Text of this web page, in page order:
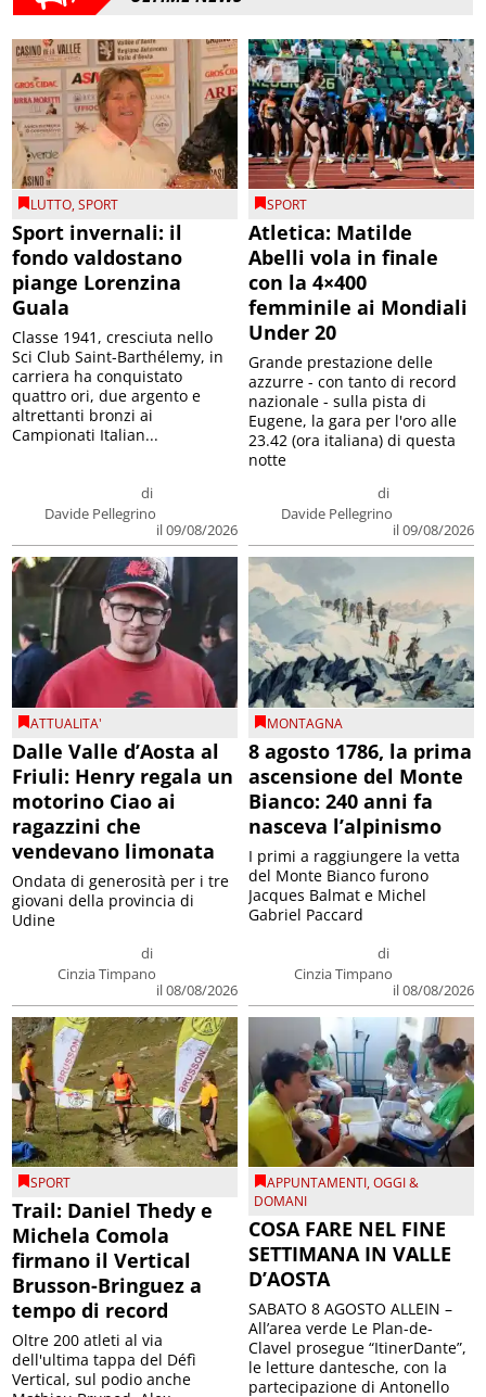
LUTTO,SPORT
Sport invernali: il
fondo valdostano
piange Lorenzina
Guala
di
Davide Pellegrino
il 09/08/2026
Classe 1941, cresciuta nello
Sci Club Saint-Barthélemy, in
carriera ha conquistato
quattro ori, due argento e
altrettanti bronzi ai
Campionati Italian...
SPORT
Atletica: Matilde
Abelli vola in finale
con la 4×400
femminile ai Mondiali
Under 20
di
Davide Pellegrino
il 09/08/2026
Grande prestazione delle
azzurre - con tanto di record
nazionale - sulla pista di
Eugene, la gara per l'oro alle
23.42 (ora italiana) di questa
notte
ATTUALITA'
Dalle Valle d’Aosta al
Friuli: Henry regala un
motorino Ciao ai
ragazzini che
vendevano limonata
di
Cinzia Timpano
il 08/08/2026
Ondata di generosità per i tre
giovani della provincia di
Udine
MONTAGNA
8 agosto 1786, la prima
ascensione del Monte
Bianco: 240 anni fa
nasceva l’alpinismo
di
Cinzia Timpano
il 08/08/2026
I primi a raggiungere la vetta
del Monte Bianco furono
Jacques Balmat e Michel
Gabriel Paccard
SPORT
Trail: Daniel Thedy e
Michela Comola
firmano il Vertical
Brusson-Bringuez a
tempo di record
Oltre 200 atleti al via
dell'ultima tappa del Défì
Vertical, sul podio anche
APPUNTAMENTI,OGGI &
DOMANI
COSA FARE NEL FINE
SETTIMANA IN VALLE
D’AOSTA
SABATO 8 AGOSTO ALLEIN –
All’area verde Le Plan-de-
Clavel prosegue “ItinerDante”,
le letture dantesche, con la
partecipazione di Antonello